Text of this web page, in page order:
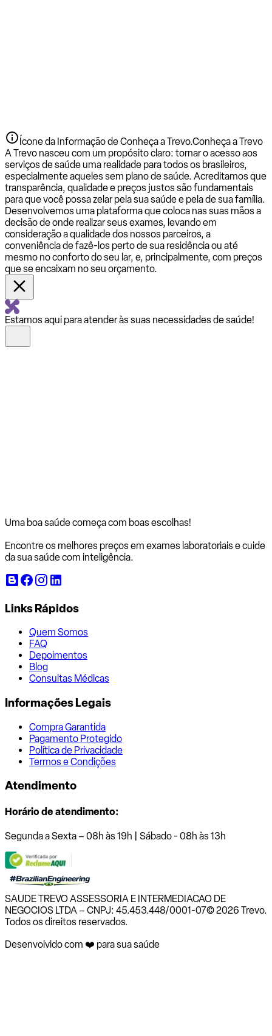
Ícone da Informação de Conheça a Trevo.Conheça a Trevo
A Trevo nasceu com um propósito claro: tornar o acesso aos
serviços de saúde uma realidade para todos os brasileiros,
especialmente aqueles sem plano de saúde. Acreditamos que
transparência, qualidade e preços justos são fundamentais
para que você possa zelar pela sua saúde e pela de sua família.
Desenvolvemos uma plataforma que coloca nas suas mãos a
decisão de onde realizar seus exames, levando em
consideração a qualidade dos nossos parceiros, a
conveniência de fazê-los perto de sua residência ou até
mesmo no conforto do seu lar, e, principalmente, com preços
que se encaixam no seu orçamento.
Estamos aqui para atender às suas necessidades de saúde!
Uma boa saúde começa com boas escolhas!
Encontre os melhores preços em exames laboratoriais e cuide
da sua saúde com inteligência.
Links Rápidos
Quem Somos
FAQ
Depoimentos
Blog
Consultas Médicas
Informações Legais
Compra Garantida
Pagamento Protegido
Política de Privacidade
Termos e Condições
Atendimento
Horário de atendimento:
Segunda a Sexta – 08h às 19h | Sábado - 08h às 13h
SAUDE TREVO ASSESSORIA E INTERMEDIACAO DE
NEGOCIOS LTDA – CNPJ: 45.453.448/0001-07© 2026 Trevo.
Todos os direitos reservados.
Desenvolvido com ❤️ para sua saúde